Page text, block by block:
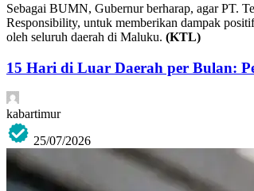
Sebagai BUMN, Gubernur berharap, agar PT.
Responsibility, untuk memberikan dampak
oleh seluruh daerah di Maluku. (KTL)
15 Hari di Luar Daerah per Bulan:
kabartimur
25/07/2026